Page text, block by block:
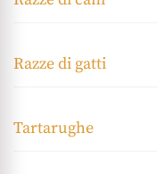
Razze di gatti
Tartarughe